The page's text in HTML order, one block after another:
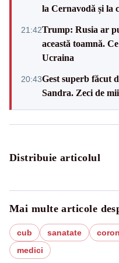
la Cernavodă și la
21:42Trump: Rusia ar
această toamnă.
Ucraina
20:43Gest superb făcut
Sandra. Zeci de
Distribuie articolul
Mai multe articole
cub sanatate
medici